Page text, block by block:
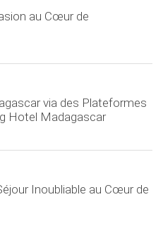
au Cœur de
via des Plateformes
Hotel Madagascar
Inoubliable au Cœur de